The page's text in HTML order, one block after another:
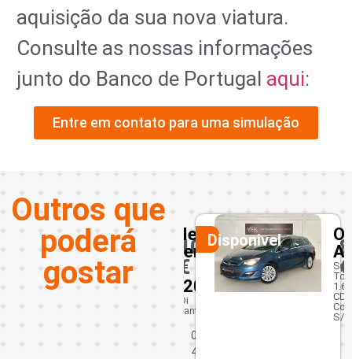
aquisição da sua nova viatura.
Consulte as nossas informações
junto do Banco de Portugal aqui:
Entre em contato para uma simulação
Outros que
poderá
gostar
Mercedes-
Benz
C
220
Avantgarde
10950
€
Disponivel
Opel
Astra
Sports
Tourer
1.6
CDTI
Cosmo
S/S
A
8450
€
DisponivelRenault
Captur
1.5 dCi
Exclusive
10950
€